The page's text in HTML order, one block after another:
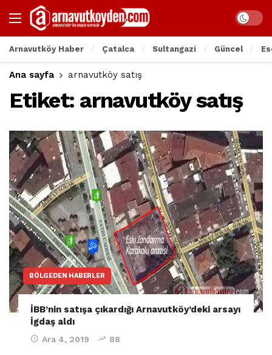
Arnavutköy Haber Çatalca Sultangazi Güncel
Ana sayfa arnavutköy satış
Etiket: arnavutköy satış
BÖLGEDEN HABERLER
İBB’nin satışa çıkardığı Arnavutköy’deki arsayı
İgdaş aldı
Ara 4, 2019 88